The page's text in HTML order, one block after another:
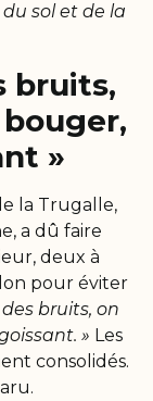
sol et de la
bruits,
»
la Trugalle,
a dû faire
deux à
pour éviter
bruits, on
» Les
consolidés.